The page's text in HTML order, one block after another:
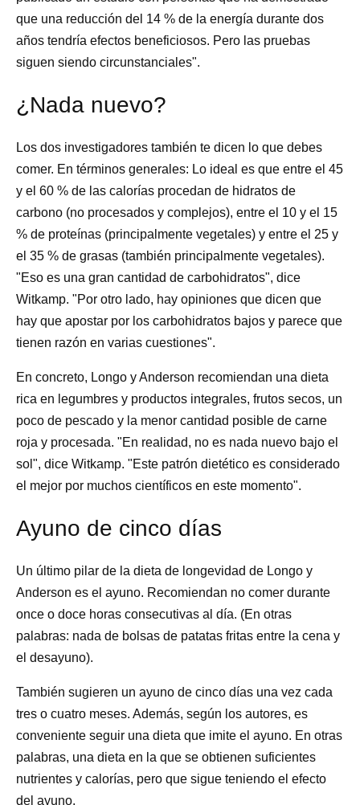
que una reducción del 14 % de la energía durante dos
años tendría efectos beneficiosos. Pero las pruebas
siguen siendo circunstanciales".
¿Nada nuevo?
Los dos investigadores también te dicen lo que debes
comer. En términos generales: Lo ideal es que entre el 45
y el 60 % de las calorías procedan de hidratos de
carbono (no procesados y complejos), entre el 10 y el 15
% de proteínas (principalmente vegetales) y entre el 25 y
el 35 % de grasas (también principalmente vegetales).
"Eso es una gran cantidad de carbohidratos", dice
Witkamp. "Por otro lado, hay opiniones que dicen que
hay que apostar por los carbohidratos bajos y parece que
tienen razón en varias cuestiones".
En concreto, Longo y Anderson recomiendan una dieta
rica en legumbres y productos integrales, frutos secos, un
poco de pescado y la menor cantidad posible de carne
roja y procesada. "En realidad, no es nada nuevo bajo el
sol", dice Witkamp. "Este patrón dietético es considerado
el mejor por muchos científicos en este momento".
Ayuno de cinco días
Un último pilar de la dieta de longevidad de Longo y
Anderson es el ayuno. Recomiendan no comer durante
once o doce horas consecutivas al día. (En otras
palabras: nada de bolsas de patatas fritas entre la cena y
el desayuno).
También sugieren un ayuno de cinco días una vez cada
tres o cuatro meses. Además, según los autores, es
conveniente seguir una dieta que imite el ayuno. En otras
palabras, una dieta en la que se obtienen suficientes
nutrientes y calorías, pero que sigue teniendo el efecto
del ayuno.